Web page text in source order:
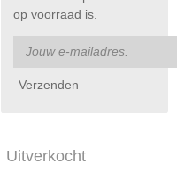
op voorraad is.
Verzenden
Uitverkocht